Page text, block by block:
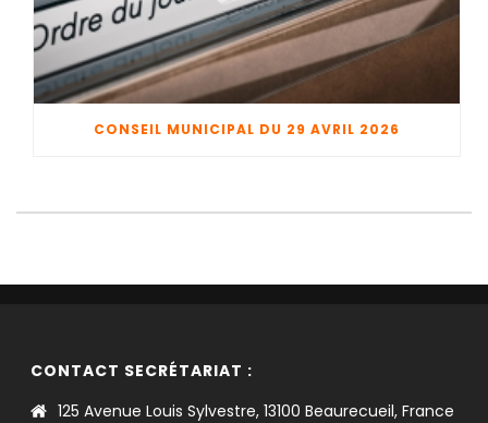
CONSEIL MUNICIPAL DU 29 AVRIL 2026
CONTACT SECRÉTARIAT :
125 Avenue Louis Sylvestre, 13100 Beaurecueil, France